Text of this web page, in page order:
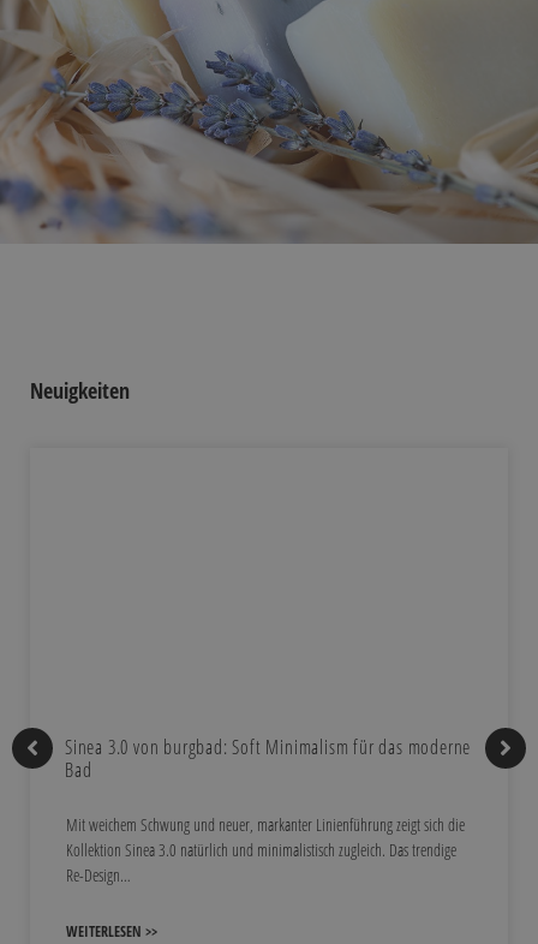
Neuigkeiten
Sinea 3.0 von burgbad: Soft Minimalism für das moderne
Bad
Mit weichem Schwung und neuer, markanter Linienführung zeigt sich die
Kollektion Sinea 3.0 natürlich und minimalistisch zugleich. Das trendige
Re-Design…
WEITERLESEN >>